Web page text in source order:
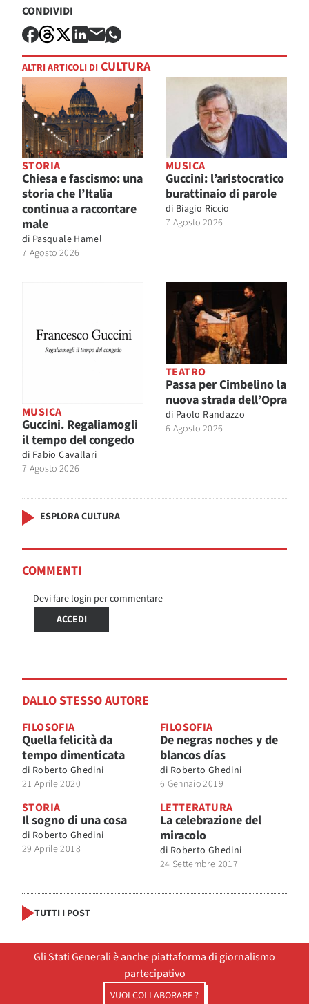
CONDIVIDI
ALTRI ARTICOLI DI CULTURA
STORIA
Chiesa e fascismo: una
storia che l’Italia
continua a raccontare
male
di Pasquale Hamel
7 Agosto 2026
MUSICA
Guccini: l’aristocratico
burattinaio di parole
di Biagio Riccio
7 Agosto 2026
MUSICA
Guccini. Regaliamogli
il tempo del congedo
di Fabio Cavallari
7 Agosto 2026
TEATRO
Passa per Cimbelino la
nuova strada dell’Opra
di Paolo Randazzo
6 Agosto 2026
ESPLORA CULTURA
COMMENTI
Devi fare login per commentare
ACCEDI
DALLO STESSO AUTORE
FILOSOFIA
Quella felicità da
tempo dimenticata
di Roberto Ghedini
21 Aprile 2020
FILOSOFIA
De negras noches y de
blancos días
di Roberto Ghedini
6 Gennaio 2019
STORIA
Il sogno di una cosa
di Roberto Ghedini
29 Aprile 2018
LETTERATURA
La celebrazione del
miracolo
di Roberto Ghedini
24 Settembre 2017
TUTTI I POST
Gli Stati Generali è anche piattaforma di giornalismo
partecipativo
VUOI COLLABORARE ?